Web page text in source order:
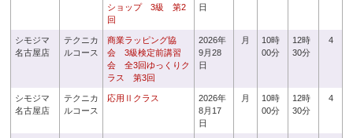
ショップ 3級 第2
回
日
シモジマ
名古屋店
テクニカ
ルコース
商業ラッピング協
会 3級検定前講習
会 全3回ゆっくりク
ラス 第3回
2026年
9月28
日
月
10時
00分
12時
30分
4
シモジマ
名古屋店
テクニカ
ルコース
応用Ⅱクラス
2026年
8月17
日
月
10時
00分
12時
30分
4